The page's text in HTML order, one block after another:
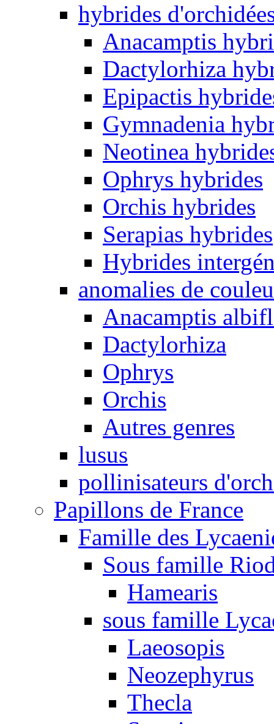
hybrides
Anacamptis
Dactylorhiza
Epipactis
Gymnadenia
Neotinea
Ophrys hybrides
Orchis hybrides
Serapias hybrides
Hybrides
anomalies de
Anacamptis
Dactylorhiza
Ophrys
Orchis
Autres genres
lusus
pollinisateurs
Papillons de France
Famille des
Sous famille
Hamearis
sous famille
Laeosopis
Neozephyrus
Thecla